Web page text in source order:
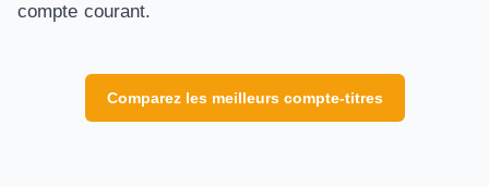
compte courant.
Comparez les meilleurs compte-titres